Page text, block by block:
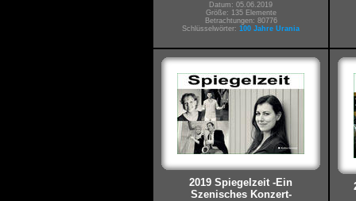
Datum: 05.06.2019
Größe: 135 Elemente
Betrachtungen: 80776
Schlüsselwörter: 100 Jahre Urania
2019 Spiegelzeit -Ein
Szenisches Konzert-